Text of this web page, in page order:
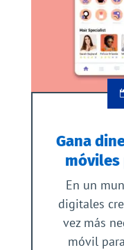
Gana
móviles
En un
digitales
vez más
móvil